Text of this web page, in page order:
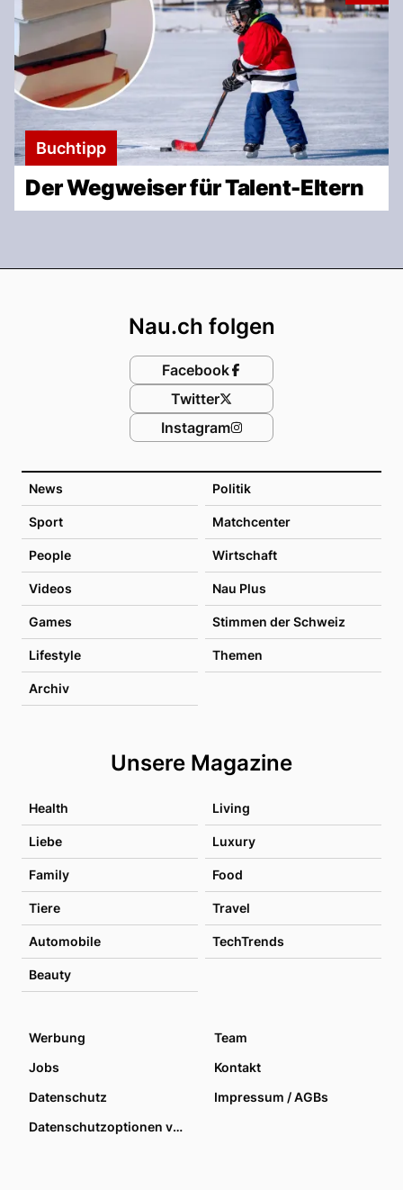
Buchtipp
Der Wegweiser für Talent-Eltern
News Politik
Sport Matchcenter
People Wirtschaft
Videos Nau Plus
Games Stimmen der Schweiz
Lifestyle Themen
Archiv
Unsere Magazine
Health Living
Liebe Luxury
Family Food
Tiere Travel
Automobile TechTrends
Beauty
Nau.ch folgen
Facebook
Twitter
Instagram
Werbung
Team
Jobs
Kontakt
Datenschutz
Impressum / AGBs
Datenschutzoptionen verwalten